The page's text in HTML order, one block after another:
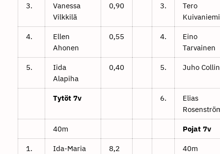
3.
Vanessa
Vilkkilä
0,90 3.
Tero
Kuivaniemi
4.
Ellen
Ahonen
0,55 4.
Eino
Tarvainen
5.
Iida
Alapiha
0,40 5. Juho Collin
Tytöt 7v 6.
Elias
40m Pojat 7v
1.
Ida-Maria
8,2 40m